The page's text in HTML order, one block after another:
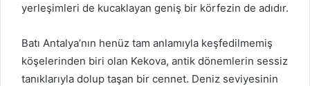
yerleşimleri de kucaklayan geniş bir körfezin de adıdır.
Batı Antalya’nın henüz tam anlamıyla keşfedilmemiş
köşelerinden biri olan Kekova, antik dönemlerin sessiz
tanıklarıyla dolup taşan bir cennet. Deniz seviyesinin